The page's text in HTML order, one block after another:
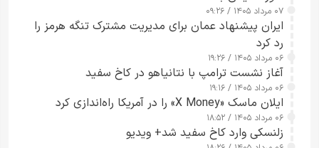
۰۷ مرداد ۱۴۰۵ / ۰۹:۲۶
ایران پیشنهاد عمان برای مدیریت مشترک تنگه هرمز را
رد کرد
۰۶ مرداد ۱۴۰۵ / ۱۹:۲۶
آغاز نشست ترامپ با نتانیاهو در کاخ سفید
۰۶ مرداد ۱۴۰۵ / ۱۹:۱۶
ایلان ماسک «X Money» را در آمریکا راه‌اندازی کرد
۰۶ مرداد ۱۴۰۵ / ۱۸:۵۲
زلنسکی وارد کاخ سفید شد+ ویدیو